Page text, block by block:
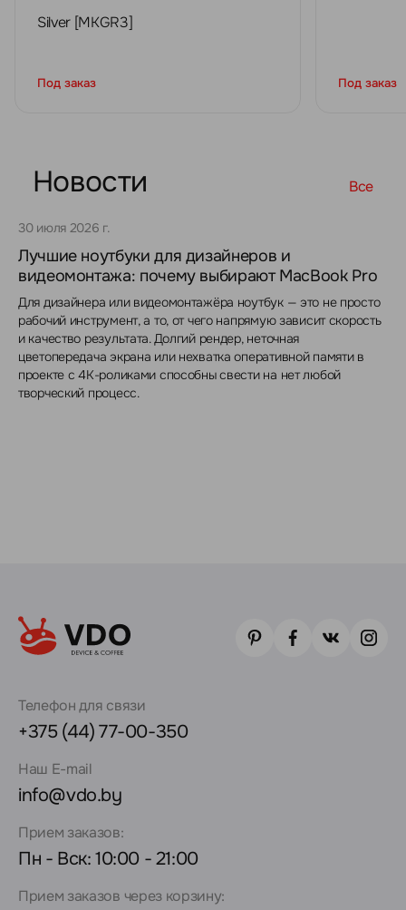
Silver [MKGR3]
Под заказ Под заказ
Новости Все
30 июля 2026 г.
Лучшие ноутбуки для дизайнеров и
видеомонтажа: почему выбирают MacBook Pro
Для дизайнера или видеомонтажёра ноутбук — это не просто
рабочий инструмент, а то, от чего напрямую зависит скорость
и качество результата. Долгий рендер, неточная
цветопередача экрана или нехватка оперативной памяти в
проекте с 4K-роликами способны свести на нет любой
творческий процесс.
Телефон для связи
+375 (44) 77-00-350
Наш E-mail
info@vdo.by
Прием заказов:
Пн - Вск: 10:00 - 21:00
Прием заказов через корзину: